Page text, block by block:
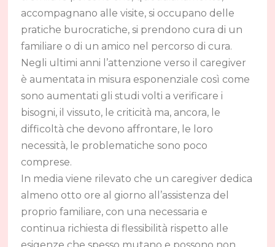
accompagnano alle visite, si occupano delle
pratiche burocratiche, si prendono cura di un
familiare o di un amico nel percorso di cura.
Negli ultimi anni l’attenzione verso il caregiver
è aumentata in misura esponenziale così come
sono aumentati gli studi volti a verificare i
bisogni, il vissuto, le criticità ma, ancora, le
difficoltà che devono affrontare, le loro
necessità, le problematiche sono poco
comprese.
In media viene rilevato che un caregiver dedica
almeno otto ore al giorno all’assistenza del
proprio familiare, con una necessaria e
continua richiesta di flessibilità rispetto alle